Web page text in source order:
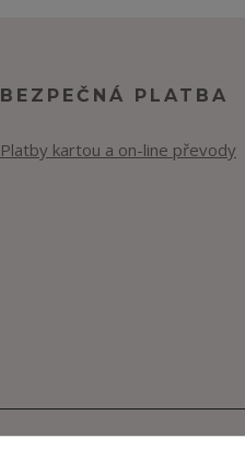
BEZPEČNÁ PLATBA
Platby kartou a on-line převody